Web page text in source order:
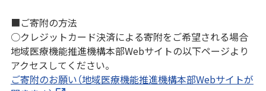
■ご寄附の方法
○クレジットカード決済による寄附をご希望される場合
地域医療機能推進機構本部Webサイトの以下ページより
アクセスしてください。
ご寄附のお願い（地域医療機能推進機構本部Webサイトが